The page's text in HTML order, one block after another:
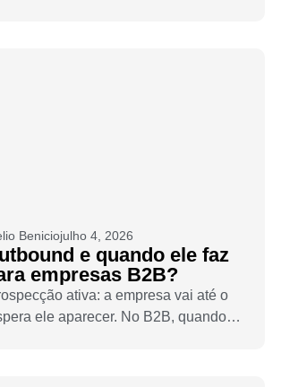
que quer crescer.
Beniciojulho 4, 2026
e quando ele faz
empresas B2B?
ativa: a empresa vai até o
ele aparecer. No B2B, quando